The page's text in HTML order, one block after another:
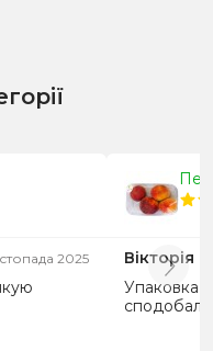
2025
Вікторія
Упаковка